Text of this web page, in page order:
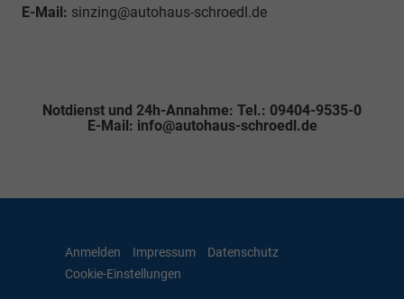
E-Mail: sinzing@autohaus-schroedl.de
Notdienst und 24h-Annahme: Tel.: 09404-9535-0
E-Mail: info@autohaus-schroedl.de
Anmelden Impressum
Datenschutz
Cookie-Einstellungen